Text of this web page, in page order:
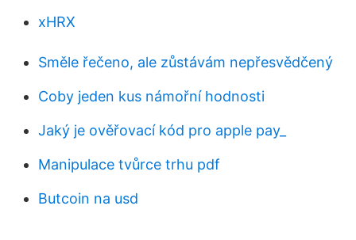
xHRX
Směle řečeno, ale zůstávám nepřesvědčený
Coby jeden kus námořní hodnosti
Jaký je ověřovací kód pro apple pay_
Manipulace tvůrce trhu pdf
Butcoin na usd